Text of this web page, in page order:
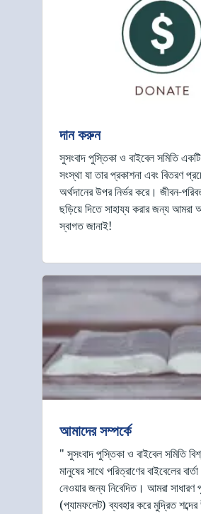
দান করুন
সুসংবাদ পুস্তিকা ও বাইবেল সমিতি
সংস্থা যা তার প্রকাশনা এবং বিতরণ
অর্থদানের উপর নির্ভর করে। জীবন-
ছড়িয়ে দিতে সাহায্য করার জন্য আমরা
স্বাগত জানাই!
আমাদের সম্পর্কে
" সুসংবাদ পুস্তিকা ও বাইবেল সমিতি
মানুষের সাথে পরিত্রাণের বাইবেলের
নেওয়ার জন্য নিবেদিত। আমরা সাধারণ
(প্যামফলেট) ব্যবহার করে মুদ্রিত